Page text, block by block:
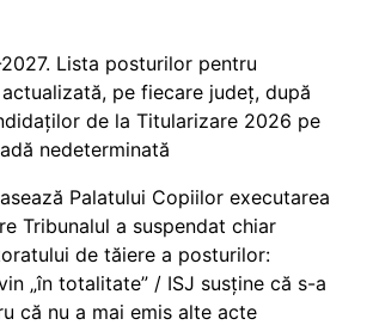
Lista posturilor pentru
pe fiecare județ, după
de la Titularizare 2026 pe
nedeterminată
Palatului Copiilor executarea
Tribunalul a suspendat chiar
de tăiere a posturilor:
„în totalitate” / ISJ susține că s-a
că nu a mai emis alte acte